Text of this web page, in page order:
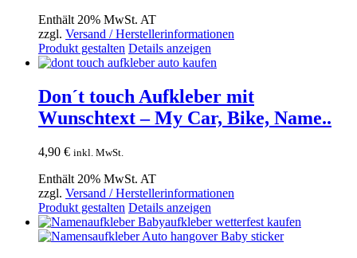
Enthält 20% MwSt. AT
zzgl. Versand / Herstellerinformationen
Produkt gestalten Details anzeigen
Don´t touch Aufkleber mit
Wunschtext – My Car, Bike, Name..
4,90 € inkl. MwSt.
Enthält 20% MwSt. AT
zzgl. Versand / Herstellerinformationen
Produkt gestalten Details anzeigen